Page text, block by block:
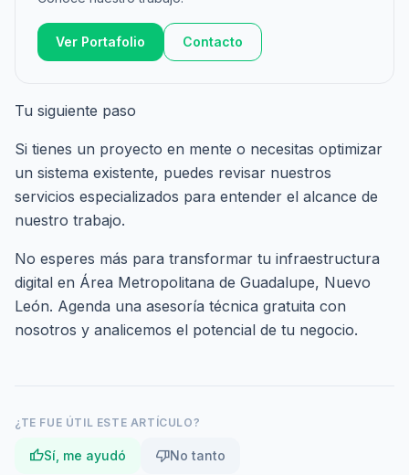
Ver Portafolio Contacto
Tu siguiente paso
Si tienes un proyecto en mente o necesitas optimizar
un sistema existente, puedes revisar nuestros
servicios especializados para entender el alcance de
nuestro trabajo.
No esperes más para transformar tu infraestructura
digital en Área Metropolitana de Guadalupe, Nuevo
León. Agenda una asesoría técnica gratuita con
nosotros y analicemos el potencial de tu negocio.
¿TE FUE ÚTIL ESTE ARTÍCULO?
thumb_upSí, me ayudó thumb_downNo tanto